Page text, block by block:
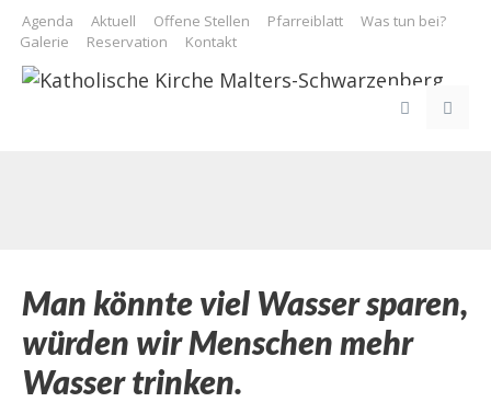
Springe
zum
Inhalt
Agenda Aktuell Offene Stellen Pfarreiblatt
Was tun bei?
Galerie
Reservation Kontakt
Man könnte viel Wasser sparen,
würden wir Menschen mehr
Wasser trinken.